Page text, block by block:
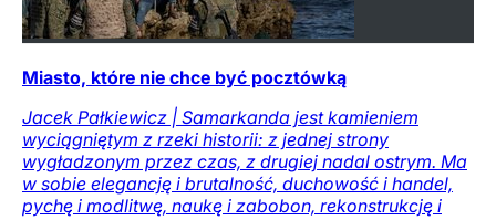
Miasto, które nie chce być pocztówką
Jacek Pałkiewicz | Samarkanda jest kamieniem
wyciągniętym z rzeki historii: z jednej strony
wygładzonym przez czas, z drugiej nadal ostrym. Ma
w sobie elegancję i brutalność, duchowość i handel,
pychę i modlitwę, naukę i zabobon, rekonstrukcję i